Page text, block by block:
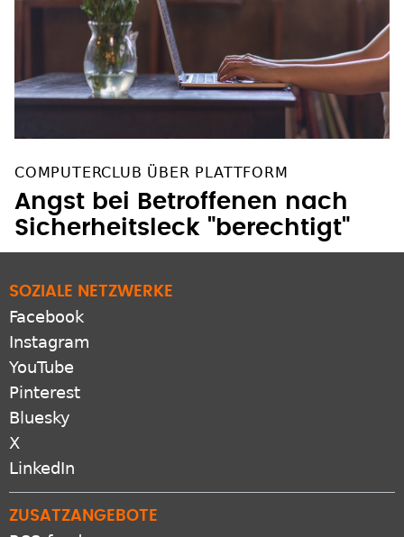
COMPUTERCLUB ÜBER PLATTFORM
Angst bei Betroffenen nach
Sicherheitsleck "berechtigt"
SOZIALE NETZWERKE
Facebook
Instagram
YouTube
Pinterest
Bluesky
X
LinkedIn
ZUSATZANGEBOTE